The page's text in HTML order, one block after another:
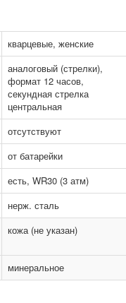
кварцевые, женские
аналоговый (стрелки),
формат 12 часов,
секундная стрелка
центральная
отсутствуют
от батарейки
есть, WR30 (3 атм)
нерж. сталь
кожа (не указан)
минеральное